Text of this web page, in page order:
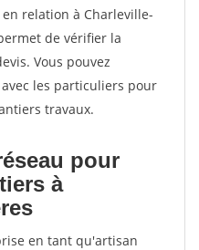
relation à Charleville-
de vérifier la
Vous pouvez
les particuliers pour
travaux.
pour
à
en tant qu'artisan